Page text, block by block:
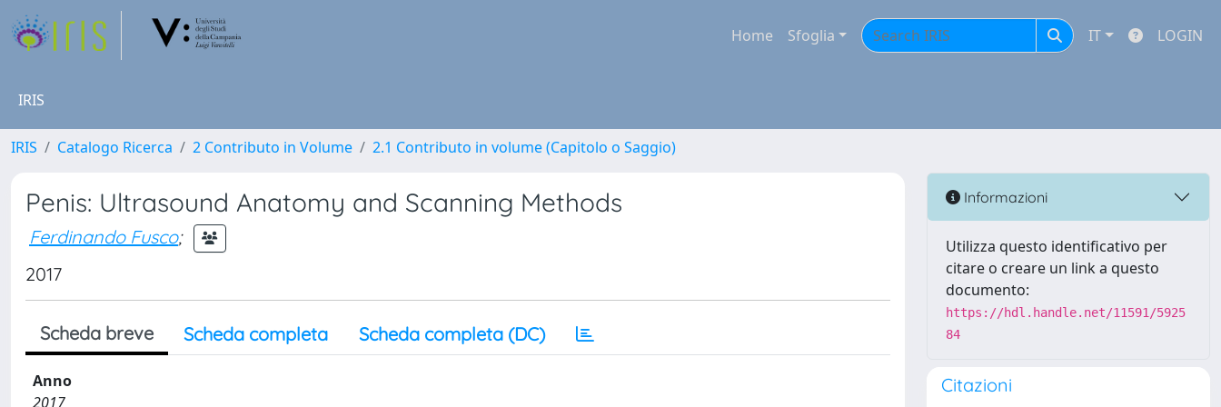
Home Sfoglia IT LOGIN
IRIS
IRIS Catalogo Ricerca 2 Contributo in Volume 2.1 Contributo in volume (Capitolo o Saggio)
Penis: Ultrasound Anatomy and Scanning Methods
Ferdinando Fusco;
2017
Scheda breve Scheda completa Scheda completa (DC)
Anno
2017
Informazioni
Utilizza questo identificativo per
citare o creare un link a questo
documento:
https://hdl.handle.net/11591/5925
84
Citazioni